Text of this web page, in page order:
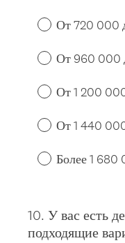
От 720 000
От 960 000
От 1 200
От 1 440
Более 1 680
Question
Title
10. У вас есть
подходящие